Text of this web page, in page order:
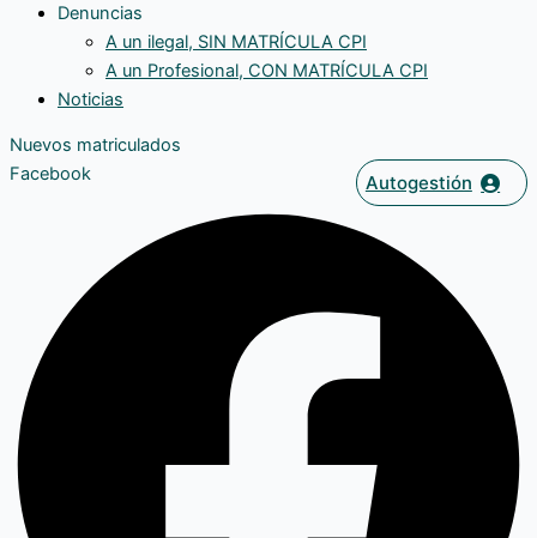
Denuncias
A un ilegal, SIN MATRÍCULA CPI
A un Profesional, CON MATRÍCULA CPI
Noticias
Nuevos matriculados
Autogestión
Facebook